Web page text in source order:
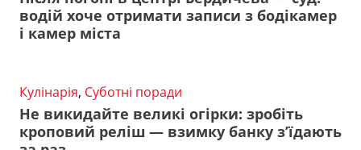
водій хоче отримати записи з бодікамер
і камер міста
Кулінарія, Суботні поради
Не викидайте великі огірки: зробіть
кроповий реліш — взимку банку з’їдають